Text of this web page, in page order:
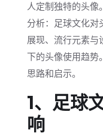
人定制独特的头像
分析：足球文化对
展现、流行元素与
下的头像使用趋势
思路和启示。
1、足球
响